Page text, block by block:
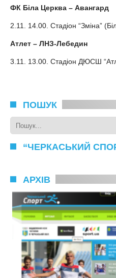
ФК Біла Церква – Авангард
2.11. 14.00. Стадіон “Зміна”
Атлет – ЛНЗ-Лебедин
3.11. 13.00. Стадіон ДЮСШ
ПОШУК
“ЧЕРКАСЬКИЙ
АРХІВ